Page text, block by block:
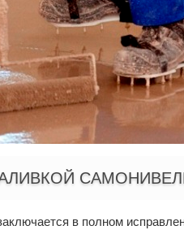
в полном